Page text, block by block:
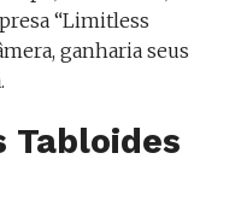
“Limitless
ganharia seus
Tabloides